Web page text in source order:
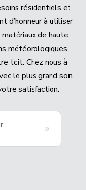
résidentiels et
d’honneur à utiliser
de haute
météorologiques
toit. Chez nous à
le plus grand soin
satisfaction.